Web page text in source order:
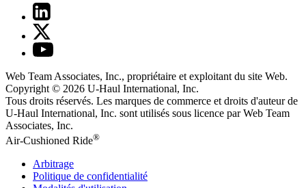
Web Team Associates, Inc., propriétaire et exploitant du site Web.
Copyright © 2026 U-Haul International, Inc.
Tous droits réservés. Les marques de commerce et droits d'auteur de
U-Haul International, Inc. sont utilisés sous licence par Web Team
Associates, Inc.
Air-Cushioned Ride®
Arbitrage
Politique de confidentialité